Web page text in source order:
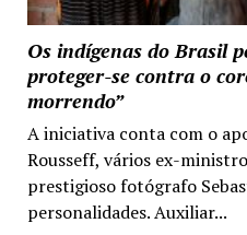
Os indígenas do Brasil
proteger-se contra o
morrendo”
A iniciativa conta com o
Rousseff, vários ex-
prestigioso fotógrafo
personalidades. Auxiliar...